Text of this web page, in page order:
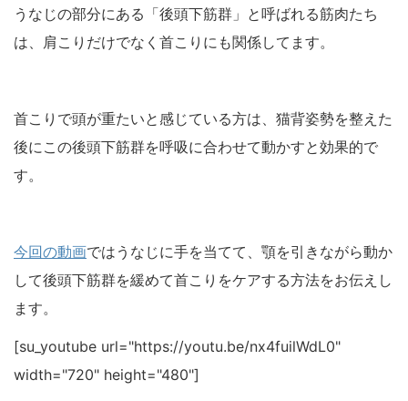
うなじの部分にある「後頭下筋群」と呼ばれる筋肉たち
は、肩こりだけでなく首こりにも関係してます。
首こりで頭が重たいと感じている方は、猫背姿勢を整えた
後にこの後頭下筋群を呼吸に合わせて動かすと効果的で
す。
今回の動画ではうなじに手を当てて、顎を引きながら動か
して後頭下筋群を緩めて首こりをケアする方法をお伝えし
ます。
[su_youtube url="https://youtu.be/nx4fuilWdL0"
width="720" height="480"]